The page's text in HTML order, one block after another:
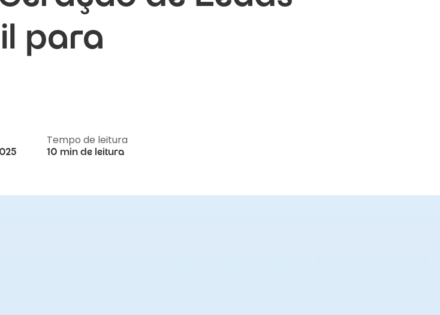
para
Tempo de leitura
10 min de leitura